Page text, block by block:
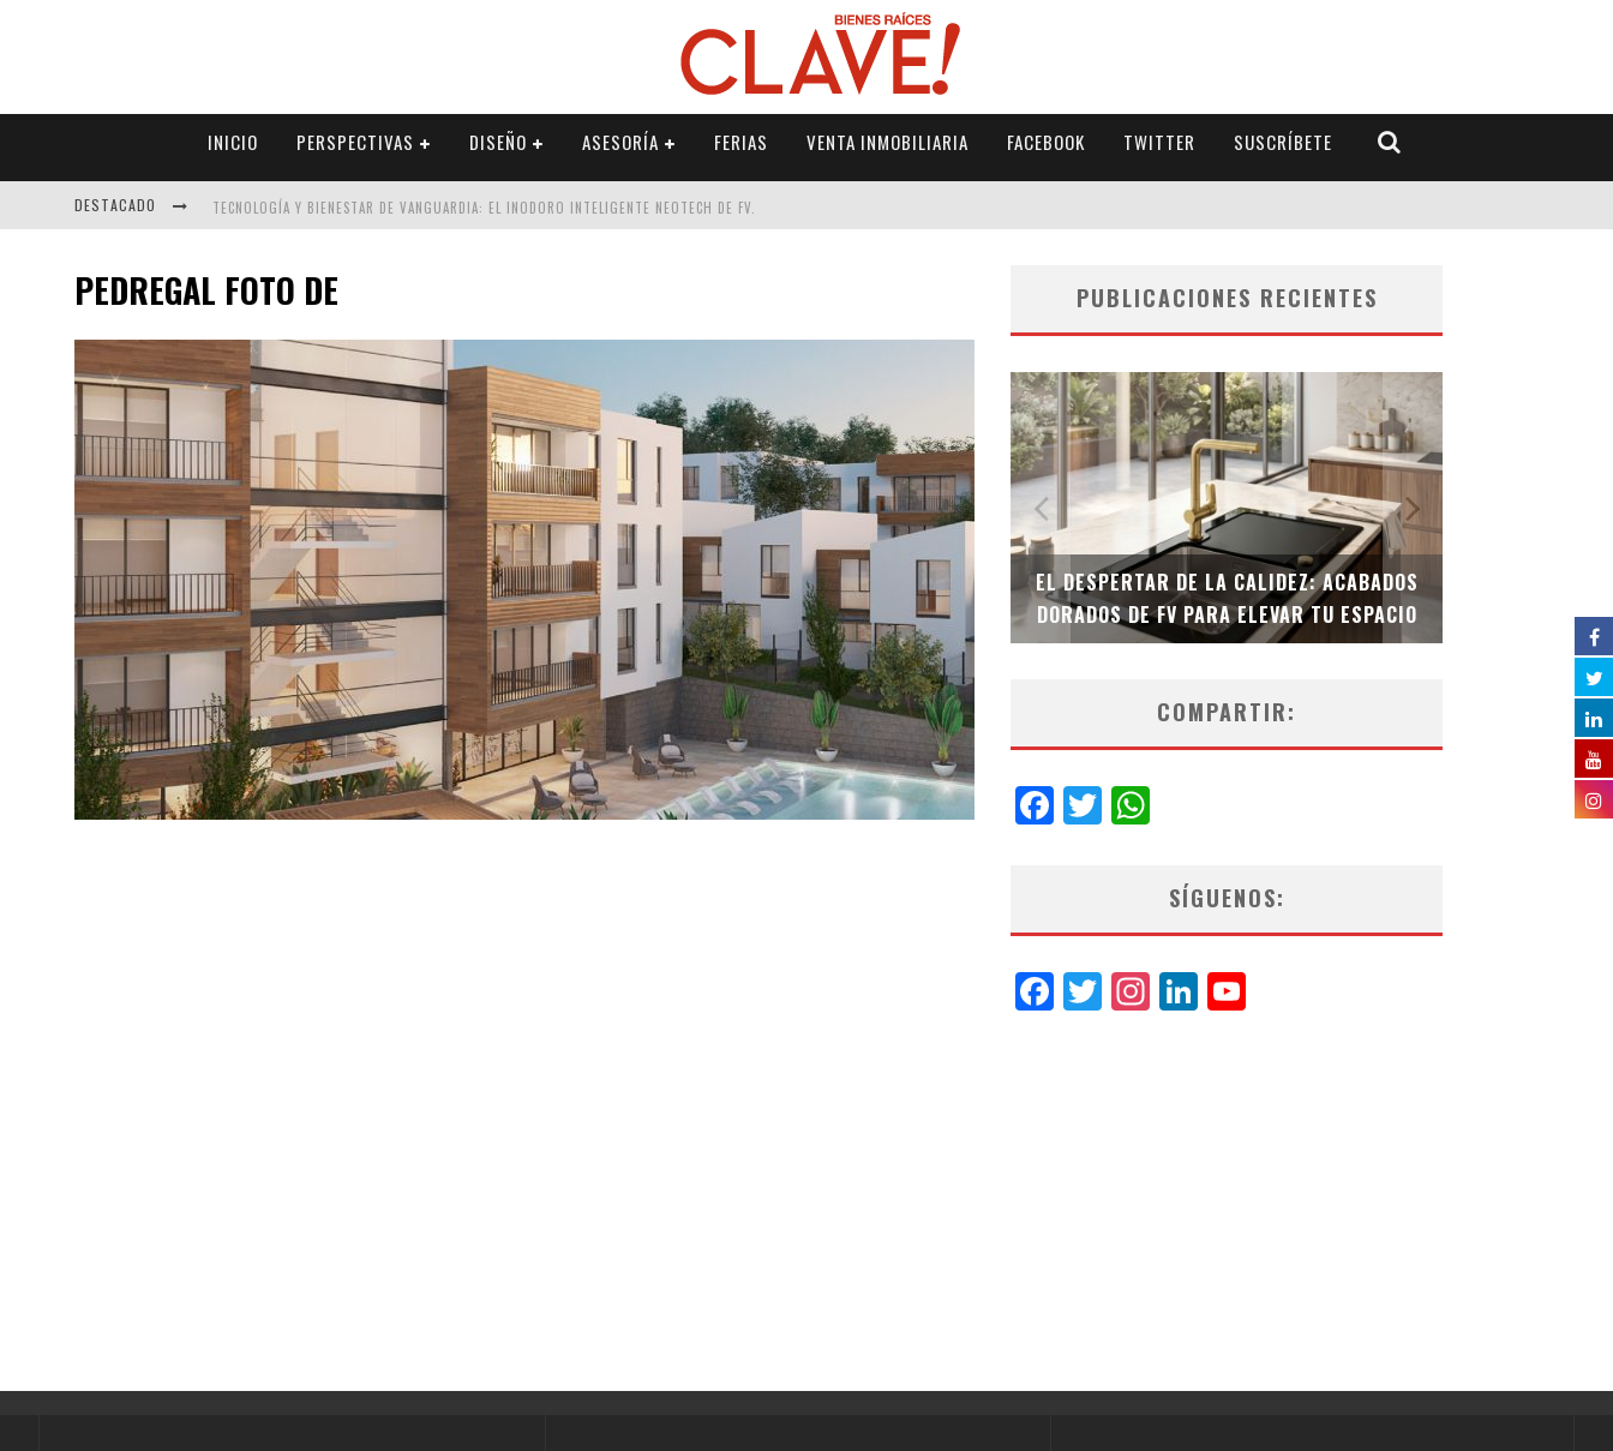
INICIO PERSPECTIVAS DISEÑO ASESORÍA FERIAS VENTA INMOBILIARIA FACEBOOK TWITTER SUSCRÍBETE
DESTACADO TECNOLOGÍA Y BIENESTAR DE VANGUARDIA: EL INODORO INTELIGENTE NEOTECH DE FV.
ALEXANDRA BEDOYA – LA CONSTANCIA DETRÁS DE LA PALETERÍA
EL DESPERTAR DE LA CALIDEZ: ACABADOS DORADOS DE FV PARA ELEVAR TU ESPACIO
PEDREGAL FOTO DE PUBLICACIONES RECIENTES
SAINT-GOBAIN IMPTEK – XI CONVENCIÓN
INTERNACIONAL
EL DESPERTAR DE LA CALIDEZ: ACABADOS
DORADOS DE FV PARA ELEVAR TU ESPACIO
EL INODORO
COMPARTIR:
Facebook
Twitter
SÍGUENOS:
Facebook
Twitter
Instagram
LinkedIn